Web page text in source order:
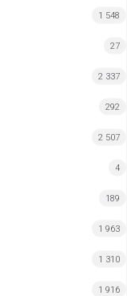
1 548
27
2 337
292
2 507
4
189
1 963
1 310
1 916